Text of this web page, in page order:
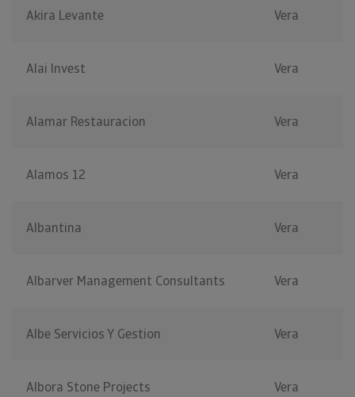
Akira Levante Vera
Alai Invest Vera
Alamar Restauracion Vera
Alamos 12 Vera
Albantina Vera
Albarver Management Consultants Vera
Albe Servicios Y Gestion Vera
Albora Stone Projects Vera